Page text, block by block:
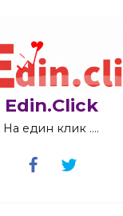
Edin.Click
На един клик ….